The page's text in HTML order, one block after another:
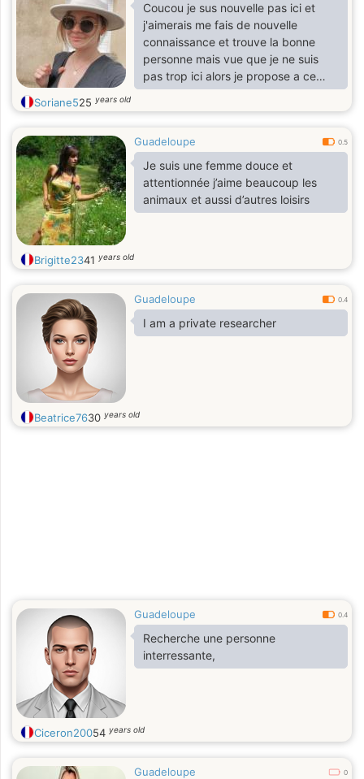
Coucou je sus nouvelle pas ici et
j'aimerais me fais de nouvelle
connaissance et trouve la bonne
personne mais vue que je ne suis
pas trop ici alors je propose a ce
qu'on parle en dehors de cette appli
j'ai que Discord Sorianebelle pour
Soriane525 years old
Guadeloupe 0.5
Je suis une femme douce et
attentionnée j’aime beaucoup les
animaux et aussi d’autres loisirs
Brigitte2341 years old
Guadeloupe 0.4
I am a private researcher
Beatrice7630 years old
Guadeloupe 0.4
Recherche une personne
interressante,
Ciceron20054 years old
Guadeloupe 0